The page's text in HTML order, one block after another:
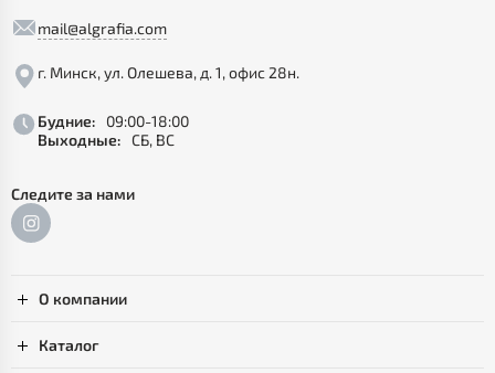
mail@algrafia.com
г. Минск, ул. Олешева, д. 1, офис 28н.
Будние:
09:00-18:00
Выходные: СБ, ВС
Следите за нами
О компании
Каталог